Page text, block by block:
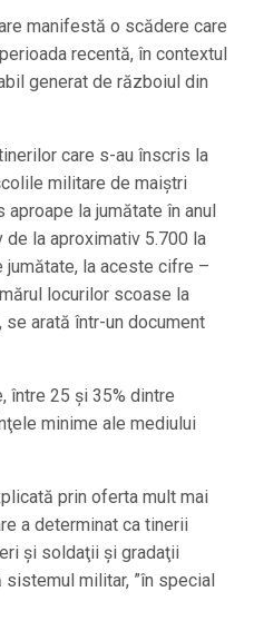
manifestă o scădere care
recentă, în contextul
generat de războiul din
care s-au înscris la
militare de maiştri
la jumătate în anul
la aproximativ 5.700 la
jumătate, la aceste cifre –
locurilor scoase la
arată într-un document
între 25 şi 35% dintre
minime ale mediului
prin oferta mult mai
a determinat ca tinerii
şi soldaţii şi gradaţii
militar, ”în special